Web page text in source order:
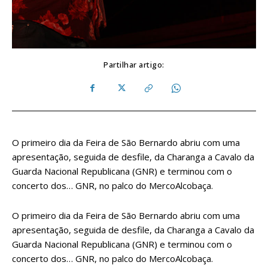
Partilhar artigo:
O primeiro dia da Feira de São Bernardo abriu com uma
apresentação, seguida de desfile, da Charanga a Cavalo da
Guarda Nacional Republicana (GNR) e terminou com o
concerto dos… GNR, no palco do MercoAlcobaça.
O primeiro dia da Feira de São Bernardo abriu com uma
apresentação, seguida de desfile, da Charanga a Cavalo da
Guarda Nacional Republicana (GNR) e terminou com o
concerto dos… GNR, no palco do MercoAlcobaça.